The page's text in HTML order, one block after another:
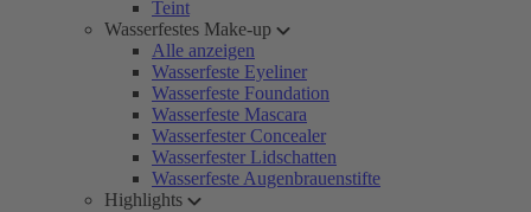
Teint
Wasserfestes Make-up
Alle anzeigen
Wasserfeste Eyeliner
Wasserfeste Foundation
Wasserfeste Mascara
Wasserfester Concealer
Wasserfester Lidschatten
Wasserfeste Augenbrauenstifte
Highlights